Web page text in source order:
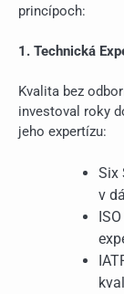
princípoch:
1. Technická
Kvalita bez
investoval roky
jeho expertízu:
Six
v